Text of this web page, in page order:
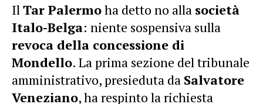
IlTar Palermoha detto no alla società
Italo-Belga: niente sospensiva sulla
revoca della concessione di
Mondello. La prima sezione del tribunale
amministrativo, presieduta da Salvatore
Veneziano, ha respinto la richiesta